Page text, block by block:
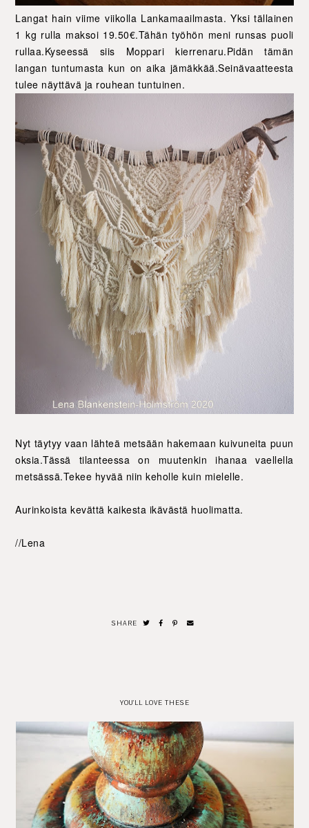
Langat hain viime viikolla Lankamaailmasta. Yksi tällainen
1 kg rulla maksoi 19.50€.Tähän työhön meni runsas puoli
rullaa.Kyseessä siis Moppari kierrenaru.Pidän tämän
langan tuntumasta kun on aika jämäkkää.Seinävaatteesta
tulee näyttävä ja rouhean tuntuinen.
Nyt täytyy vaan lähteä metsään hakemaan kuivuneita puun
oksia.Tässä tilanteessa on muutenkin ihanaa vaellella
metsässä.Tekee hyvää niin keholle kuin mielelle.
Aurinkoista kevättä kaikesta ikävästä huolimatta.
//Lena
SHARE
YOU'LL LOVE THESE